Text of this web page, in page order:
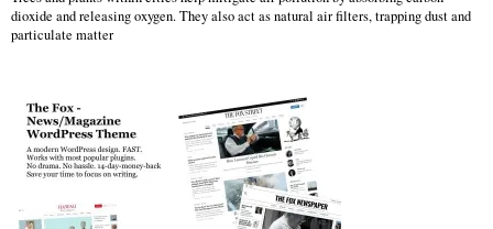
dioxide and releasing oxygen. They also act as natural air filters, trapping dust and
particulate matter